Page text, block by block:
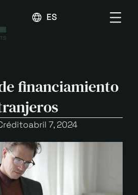
ESPAÑOL
financiamiento
abril 7, 2024